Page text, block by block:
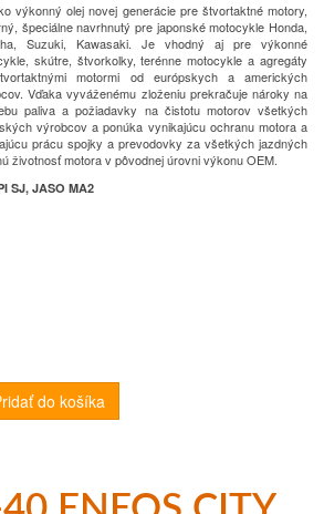
výkonný olej novej generácie pre štvortaktné motory,
špeciálne navrhnutý pre japonské motocykle Honda,
Suzuki, Kawasaki. Je vhodný aj pre výkonné
skútre, štvorkolky, terénne motocykle a agregáty
motormi od európskych a amerických
Vďaka vyváženému zloženiu prekračuje nároky na
paliva a požiadavky na čistotu motorov všetkých
výrobcov a ponúka vynikajúcu ochranu motora a
prácu spojky a prevodovky za všetkých jazdných
životnosť motora v pôvodnej úrovni výkonu OEM.
SJ, JASO MA2